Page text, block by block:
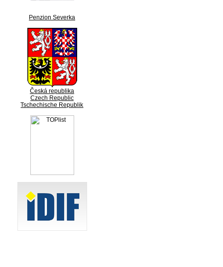
Penzion Severka
Česká republika
Czech Republic
Tschechische Republik